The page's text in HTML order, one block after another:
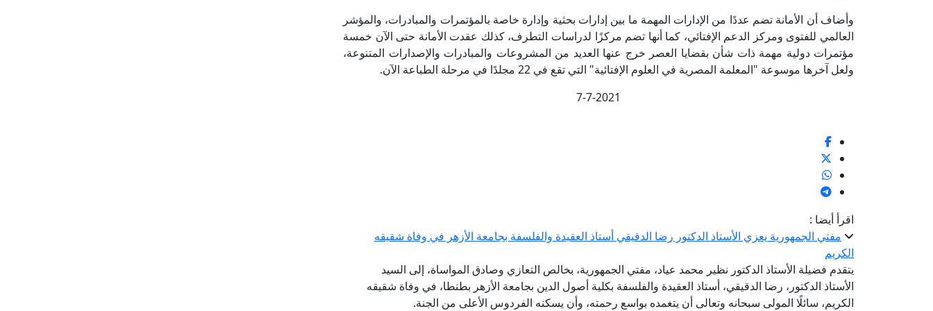
وأضاف أن الأمانة تضم عددًا من الإدارات المهمة ما بين إدارات بحثية وإدارة خاصة بالمؤتمرات والمبادرات، والمؤشر
العالمي للفتوى ومركز الدعم الإفتائي، كما أنها تضم مركزًا لدراسات التطرف، كذلك عقدت الأمانة حتى الآن خمسة
مؤتمرات دولية مهمة ذات شأن بقضايا العصر خرج عنها العديد من المشروعات والمبادرات والإصدارات المتنوعة،
ولعل آخرها موسوعة "المعلمة المصرية في العلوم الإفتائية" التي تقع في 22 مجلدًا في مرحلة الطباعة الآن.
7-7-2021
اقرأ أيضا :
مفتي الجمهورية يعزي الأستاذ الدكتور رضا الدقيقي أستاذ العقيدة والفلسفة بجامعة الأزهر في وفاة شقيقه
الكريم
يتقدم فضيلة الأستاذ الدكتور نظير محمد عياد، مفتي الجمهورية، بخالص التعازي وصادق المواساة، إلى السيد
الأستاذ الدكتور، رضا الدقيقي، أستاذ العقيدة والفلسفة بكلية أصول الدين بجامعة الأزهر بطنطا، في وفاة شقيقه
الكريم، سائلًا المولى سبحانه وتعالى أن يتغمده بواسع رحمته، وأن يسكنه الفردوس الأعلى من الجنة.